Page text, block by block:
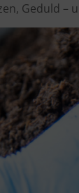
Geduld –